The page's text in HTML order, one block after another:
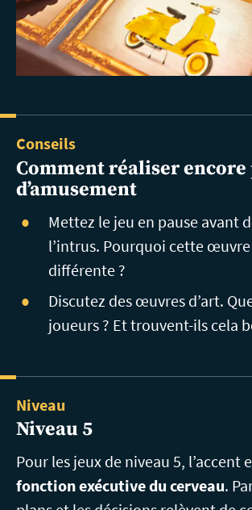
Conseils
Comment réaliser encore
d’amusement
Mettez le jeu en pause avant
l’intrus. Pourquoi cette
différente ?
Discutez des œuvres d’art.
joueurs ? Et trouvent-ils cela
Niveau
Niveau 5
Pour les jeux de niveau 5, l’accent
fonction exécutive du cerveau.